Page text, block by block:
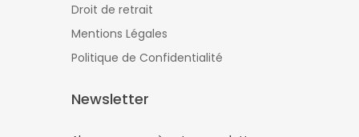
Droit de retrait
Mentions Légales
Politique de Confidentialité
Newsletter